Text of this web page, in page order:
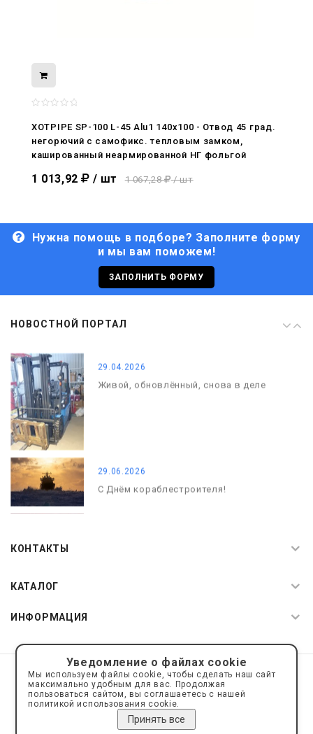
XOTPIPE SP-100 L-45 Alu1 140x100 - Отвод 45 град.
негорючий c самофикс. тепловым замком,
кашированный неармированной НГ фольгой
1 013,92 / шт 1 067,28 / шт
Нужна помощь в подборе? Заполните форму
и мы вам поможем!
ЗАПОЛНИТЬ ФОРМУ
НОВОСТНОЙ ПОРТАЛ
нами
29.04.2026
29.06.2026
С Днём кораблестроителя!
С Днём Победы. Память, которая с
29.04.2026
Живой, обновлённый, снова в деле
29.06.2026
С Днём кораблестроителя!
КОНТАКТЫ
КАТАЛОГ
ИНФОРМАЦИЯ
© 2019—2026 Интернет пространство АкваРос
sale@a-ros.ru
Политика конфиденциальности
Политика обработки персональных данных
Уведомление о файлах cookie
Мы используем файлы cookie, чтобы сделать наш сайт
максимально удобным для вас. Продолжая
пользоваться сайтом, вы соглашаетесь с нашей
политикой использования cookie.
Принять все